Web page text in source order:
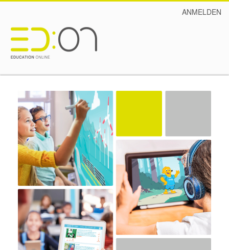
ANMELDEN